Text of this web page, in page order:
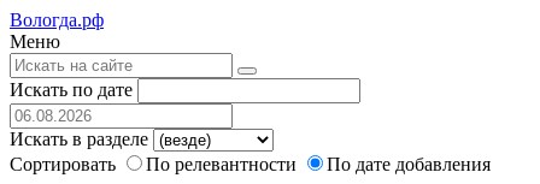
Вологда.рф
Меню
Искать по дате
Искать в разделе
Сортировать
По релевантности
По дате добавления